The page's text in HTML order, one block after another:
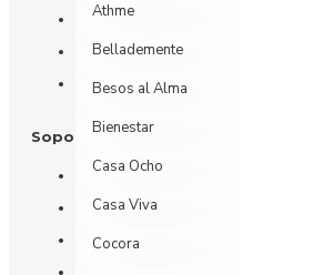
Athme
Bellademente
Besos al Alma
Bienestar
Casa Ocho
Casa Viva
Cocora
Información de Envío
Política de Privacidad
Términos y Condiciones
Soporte al Cliente
Contáctenos
Devoluciones
Mi Cuenta